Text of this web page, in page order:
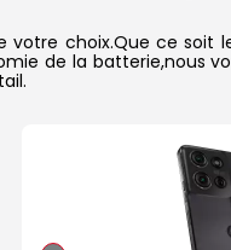
votre choix.Que ce
de la batterie,nous